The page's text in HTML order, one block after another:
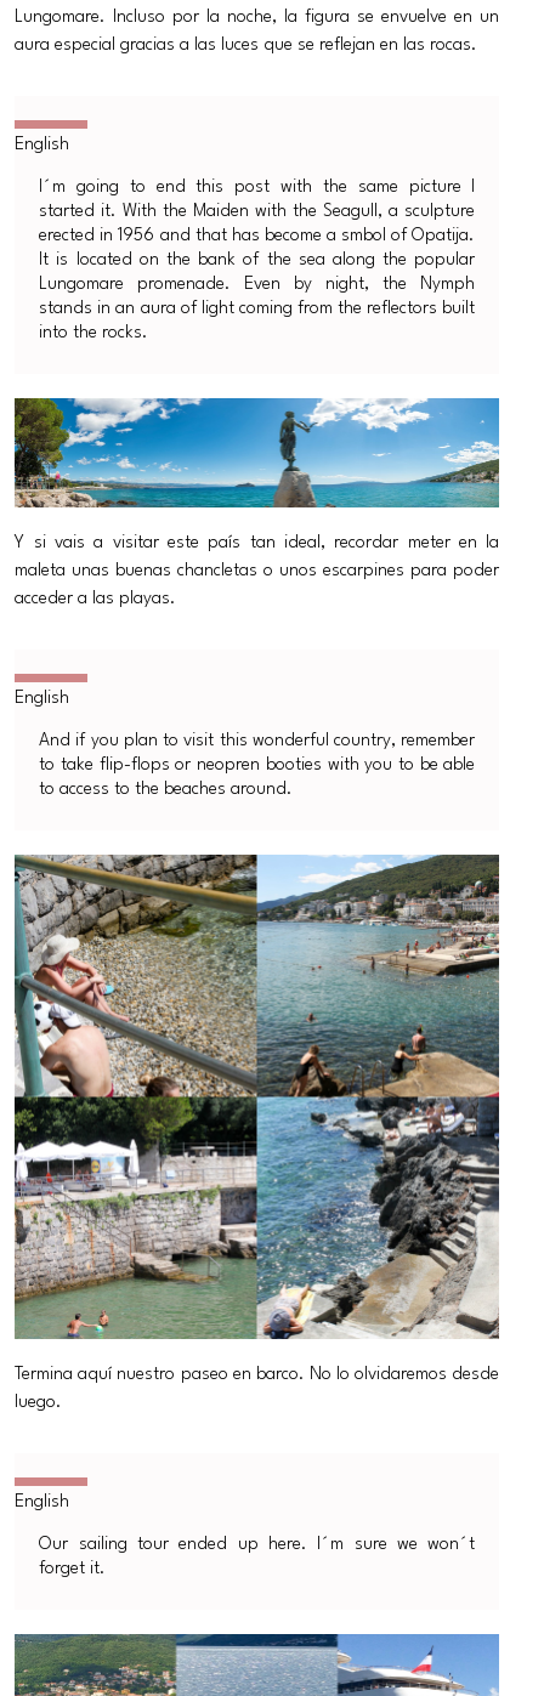
Lungomare. Incluso por la noche, la figura se envuelve en un
aura especial gracias a las luces que se reflejan en las rocas.
I´m going to end this post with the same picture I
started it. With the Maiden with the Seagull, a sculpture
erected in 1956 and that has become a smbol of Opatija.
It is located on the bank of the sea along the popular
Lungomare promenade. Even by night, the Nymph
stands in an aura of light coming from the reflectors built
into the rocks.
Y si vais a visitar este país tan ideal, recordar meter en la
maleta unas buenas chancletas o unos escarpines para poder
acceder a las playas.
And if you plan to visit this wonderful country, remember
to take flip-flops or neopren booties with you to be able
to access to the beaches around.
Termina aquí nuestro paseo en barco. No lo olvidaremos desde
luego.
Our sailing tour ended up here. I´m sure we won´t
forget it.